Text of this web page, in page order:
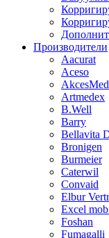
Производители
Aacurat
Aceso
AkcesMed
Artmedex
B.Well
Barry
Bellavita
Bronigen
Burmeier
Caterwil
Convaid
Elbur
Excel
Foshan
Fumagalli